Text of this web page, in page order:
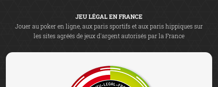
JEU LÉGAL EN FRANCE
Jouer au poker en ligne, aux paris sportifs et aux paris hippiques sur
les sites agréés de jeux d'argent autorisés par la France